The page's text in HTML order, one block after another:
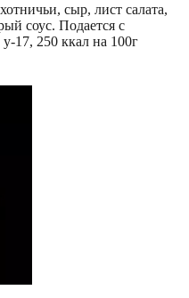
сыр, лист салата,
соус. Подается с
17, 250 ккал на 100г